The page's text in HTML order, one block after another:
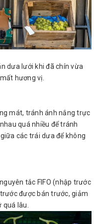
dưa lưới khi đã chín vừa
hương vị.
mát, tránh ánh nắng trực
quá nhiều để tránh
các trái dưa để không
tắc FIFO (nhập trước
được bán trước, giảm
lâu.